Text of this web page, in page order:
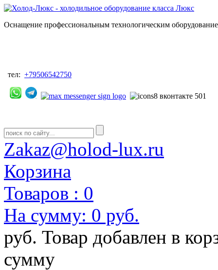
Оснащение профессиональным технологическим
тел: +79506542750
Zakaz@holod-lux.ru
Корзина
Товаров : 0
На сумму: 0 руб.
руб. Товар добавлен в
сумму